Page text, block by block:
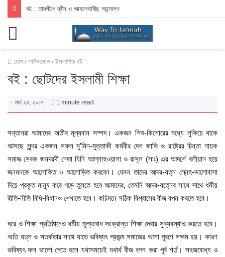
বই : তাবলীগে দ্বীন ও আহলেহাদীছ আন্দোলন
হোম / ডাউনলোড / ইসলামিক বই
বই : ছোটদের ইসলামী শিক্ষা
মার্চ ২৩, ২০১৭ 1 minute read
সন্তানরা আমাদের অতীব মূল্যবান সম্পদ। একজন শিশু-কিশোরের মধ্যে লুকিয়ে থাকে
আসছে সুন্দর একজন সফল মু’মিন-মুত্তাকী কর্মবীর দেশ জাতি ও রাষ্ট্রের চিন্তা নায়ক
সমাজ সেবক জনদরদী নেতা যিনি আল্লাহওয়ালা ও রাসূল (সাঃ) এর আদর্শে বলীয়ান হয়ে
জনমনকে আলোকিত ও আলোড়িত করবেন। যেমন তাদের আদর-যত্ন স্নেহ-ভালোবাসা
দিয়ে প্রকৃত মানুষ করে গড়ে তুলতে হবে আমাদের, তেমনি আদর-যত্নের সাথে সাথে ধর্মীয়
রীতি-নীতি বিধি-বিধানও শেখাতে হবে। কচিমনে সঠিক বিশ্বাসের বীজ বপন করতে হবে।
ঘরে ও শিক্ষা প্রতিষ্ঠানেও ধর্মীয় মূল্যবোধ সংক্রান্ত শিক্ষা দেবার সুব্যবস্থাও করতে হবে।
অতি যত্ন ও সতর্কতার সাথে যাতে ভবিষ্যৎ প্রজন্ম সমাজের আশা পূরণে সক্ষম হয়। কারণ
ভবিষ্যৎ ফল ভালো পেতে হলে যথাসময়েই যথাৰ্থ বীজ বপন করা পূর্ব শর্ত। সহজবোধ্য ও